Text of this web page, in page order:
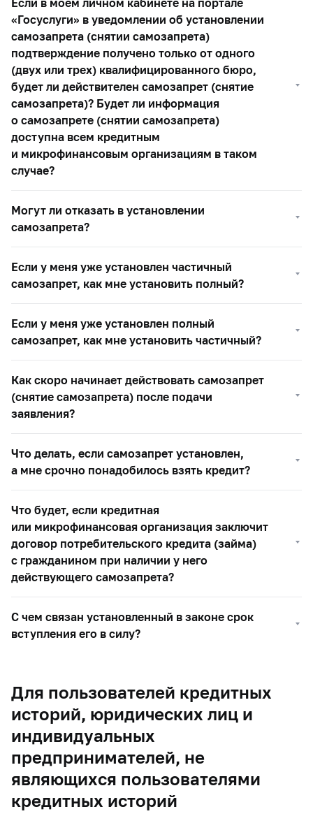
«Госуслуги» в уведомлении об установлении
самозапрета (снятии самозапрета)
подтверждение получено только от одного
(двух или трех) квалифицированного бюро,
будет ли действителен самозапрет (снятие
самозапрета)? Будет ли информация
о самозапрете (снятии самозапрета)
доступна всем кредитным
и микрофинансовым организациям в таком
случае?
Могут ли отказать в установлении
самозапрета?
Если у меня уже установлен частичный
самозапрет, как мне установить полный?
Если у меня уже установлен полный
самозапрет, как мне установить частичный?
Как скоро начинает действовать самозапрет
(снятие самозапрета) после подачи
заявления?
Что делать, если самозапрет установлен,
а мне срочно понадобилось взять кредит?
Что будет, если кредитная
или микрофинансовая организация заключит
договор потребительского кредита (займа)
с гражданином при наличии у него
действующего самозапрета?
С чем связан установленный в законе срок
вступления его в силу?
Для пользователей кредитных
историй, юридических лиц и
индивидуальных
предпринимателей, не
являющихся пользователями
кредитных историй